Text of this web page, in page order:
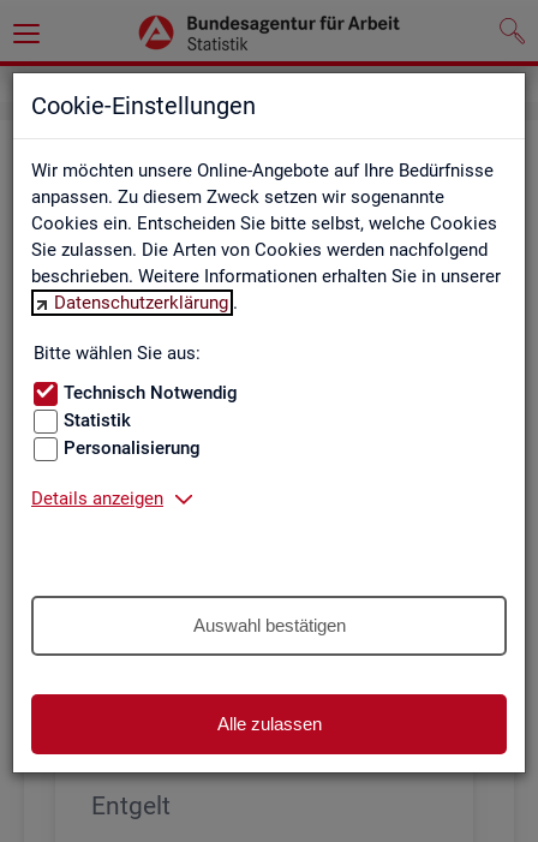
Cookie-Einstellungen
Wir möchten unsere Online-Angebote auf Ihre Bedürfnisse
anpassen. Zu diesem Zweck setzen wir sogenannte
Cookies ein. Entscheiden Sie bitte selbst, welche Cookies
Sie zulassen. Die Arten von Cookies werden nachfolgend
beschrieben. Weitere Informationen erhalten Sie in unserer
Datenschutzerklärung .
Bitte wählen Sie aus:
Technisch Notwendig
Statistik
Personalisierung
Details anzeigen
Auswahl bestätigen
Alle zulassen
Be­ru­fe auf einen Blick
Die Dia­gram­me und Ta­bel­len wer­den jähr­lich ak­tua­li­siert und
ent­hal­ten In­for­ma­tio­nen zu den The­men Be­schäf­ti­gung, Ent­
gelt, Ar­beits­lo­sig­keit, ge­mel­de­te Ar­beits­stel­len und Fach­kräf­
te­be­darf aller Be­ru­fe sowie der MINT- und In­ge­nieur­be­ru­fe dif­
fe­ren­ziert nach dem An­for­de­rungs­ni­veau (z.B. Fach­kräf­te) für
Deutsch­land, Län­der und Agen­tur­be­zir­ke
Bitte wäh­len Sie ein Thema aus
Arbeitszeit und Anforderungsniveau, sowie
den wichtigsten Branchen
Entgelt